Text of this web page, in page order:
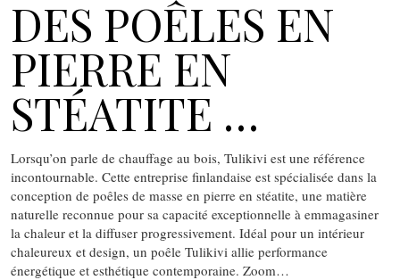
DES POÊLES EN
PIERRE EN
STÉATITE …
Lorsqu’on parle de chauffage au bois, Tulikivi est une référence
incontournable. Cette entreprise finlandaise est spécialisée dans la
conception de poêles de masse en pierre en stéatite, une matière
naturelle reconnue pour sa capacité exceptionnelle à emmagasiner
la chaleur et la diffuser progressivement. Idéal pour un intérieur
chaleureux et design, un poêle Tulikivi allie performance
énergétique et esthétique contemporaine. Zoom…